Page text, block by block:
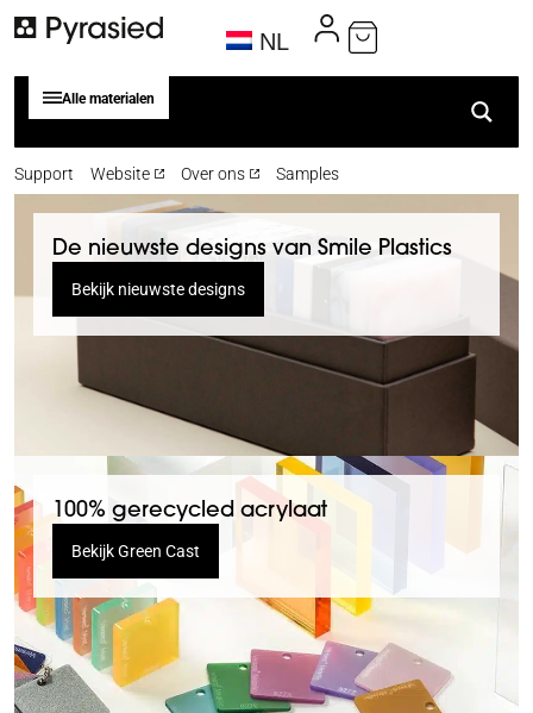
NL
Alle materialen
Support Website Over ons Samples
De nieuwste designs van Smile Plastics
Bekijk nieuwste designs
100% gerecycled acrylaat
Bekijk Green Cast